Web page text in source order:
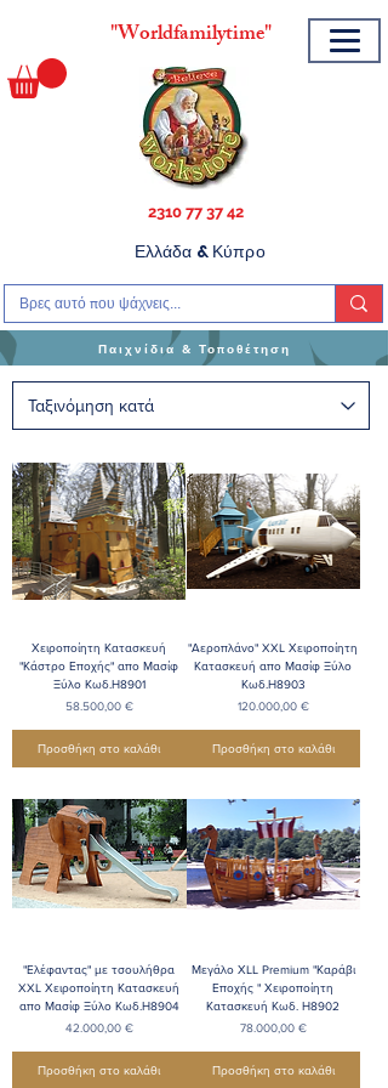
"Worldfamilytime"
2310 77 37 42
Παιχνίδια & Τοποθέτηση
Ελλάδα & Κύπρο
Χειροποίητη Κατασκευή
"Κάστρο Εποχής" απο Μασίφ
Ξύλο Κωδ.Η8901
Τιμή
58.500,00 €
Προσθήκη στο καλάθι
"Αεροπλάνο" XXL Χειροποίητη
Κατασκευή απο Μασίφ Ξύλο
Κωδ.Η8903
Τιμή
120.000,00 €
Προσθήκη στο καλάθι
"Ελέφαντας" με τσουλήθρα
XXL Χειροποίητη Κατασκευή
απο Μασίφ Ξύλο Κωδ.Η8904
Τιμή
42.000,00 €
Προσθήκη στο καλάθι
Μεγάλο ΧLL Premium "Καράβι
Εποχής " Χειροποίητη
Κατασκευή Κωδ. Η8902
Τιμή
78.000,00 €
Προσθήκη στο καλάθι